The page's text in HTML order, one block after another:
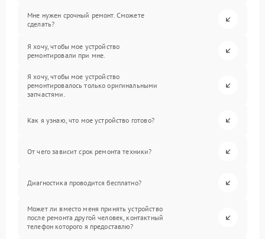
Мне нужен срочный ремонт. Сможете
сделать?
Я хочу, чтобы мое устройство
ремонтировали при мне.
Я хочу, чтобы мое устройство
ремонтировалось только оригинальными
запчастями.
Как я узнаю, что мое устройство готово?
От чего зависит срок ремонта техники?
Диагностика проводится бесплатно?
Может ли вместо меня принять устройство
после ремонта другой человек, контактный
телефон которого я предоставлю?